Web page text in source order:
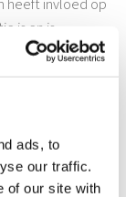
ads, to
our traffic.
of our site with
heeft invloed op
is en is
niet helemaal